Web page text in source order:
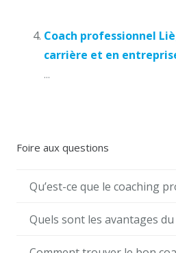
Coach professionnel
carrière et en
...
Foire aux questions
Qu’est-ce que le coaching
Quels sont les avantages du